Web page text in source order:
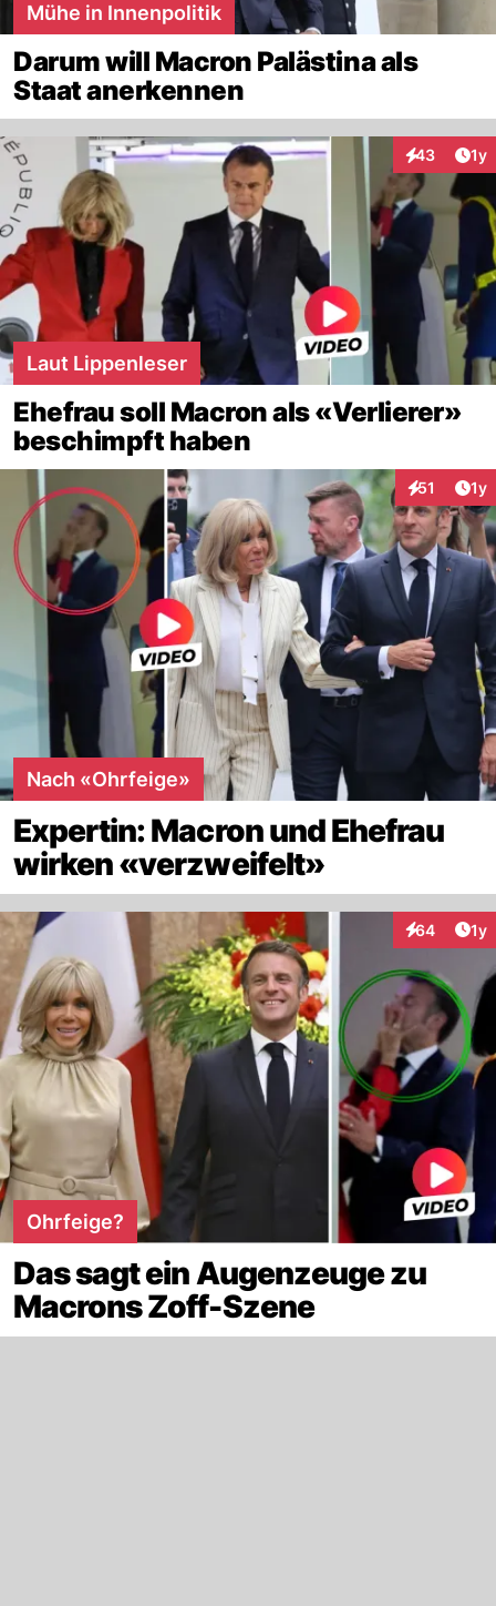
Mühe in Innenpolitik
Darum will Macron Palästina als
Staat anerkennen
43 1y
Laut Lippenleser
Ehefrau soll Macron als «Verlierer»
beschimpft haben
51 1y
Nach «Ohrfeige»
Expertin: Macron und Ehefrau
wirken «verzweifelt»
64 1y
Ohrfeige?
Das sagt ein Augenzeuge zu
Macrons Zoff-Szene